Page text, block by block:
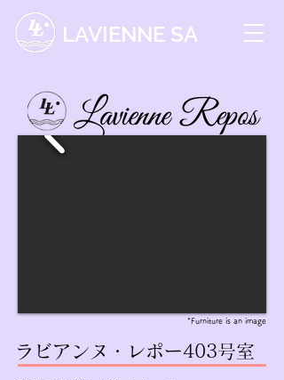
LAVIENNE SA
*Furniture is an image
ラビアンヌ・レポー403号室